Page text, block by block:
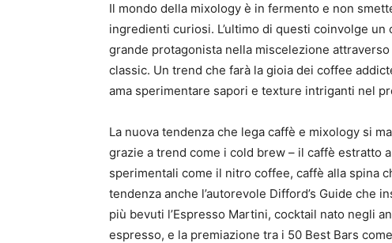
Il mondo della mixology è in fermento e non
ingredienti curiosi. L’ultimo di questi coinvolge
grande protagonista nella miscelezione
classic. Un trend che farà la gioia dei coffee
ama sperimentare sapori e texture intriganti nel
La nuova tendenza che lega caffè e mixology si
grazie a trend come i cold brew – il caffè estratto
sperimentali come il nitro coffee, caffè alla spina
tendenza anche l’autorevole Difford’s Guide che
più bevuti l’Espresso Martini, cocktail nato negli
espresso, e la premiazione tra i 50 Best Bars